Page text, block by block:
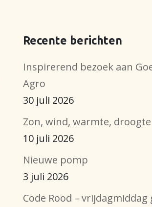
Recente berichten
Inspirerend bezoek aan
Agro
30 juli 2026
Zon, wind, warmte, droogte
10 juli 2026
Nieuwe pomp
3 juli 2026
Code Rood – vrijdagmiddag